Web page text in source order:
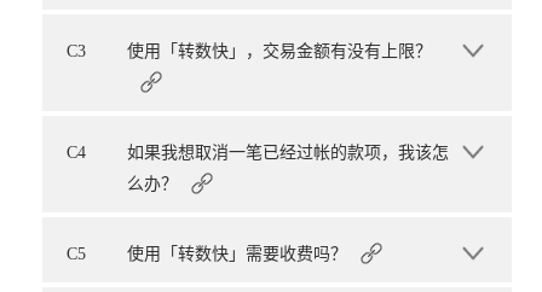
C3 使用「转数快」，交易金额有没有上限？
C4
如果我想取消一笔已经过帐的款项，我该怎
么办？
C5 使用「转数快」需要收费吗？